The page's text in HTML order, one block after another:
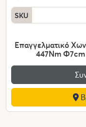
SKU
Επαγγελματικό
447Nm